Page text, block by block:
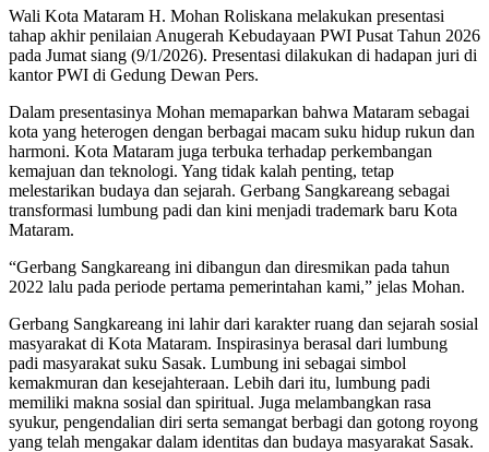
Wali Kota Mataram H. Mohan Roliskana melakukan presentasi
tahap akhir penilaian Anugerah Kebudayaan PWI Pusat Tahun 2026
pada Jumat siang (9/1/2026). Presentasi dilakukan di hadapan juri di
kantor PWI di Gedung Dewan Pers.
Dalam presentasinya Mohan memaparkan bahwa Mataram sebagai
kota yang heterogen dengan berbagai macam suku hidup rukun dan
harmoni. Kota Mataram juga terbuka terhadap perkembangan
kemajuan dan teknologi. Yang tidak kalah penting, tetap
melestarikan budaya dan sejarah. Gerbang Sangkareang sebagai
transformasi lumbung padi dan kini menjadi trademark baru Kota
Mataram.
“Gerbang Sangkareang ini dibangun dan diresmikan pada tahun
2022 lalu pada periode pertama pemerintahan kami,” jelas Mohan.
Gerbang Sangkareang ini lahir dari karakter ruang dan sejarah sosial
masyarakat di Kota Mataram. Inspirasinya berasal dari lumbung
padi masyarakat suku Sasak. Lumbung ini sebagai simbol
kemakmuran dan kesejahteraan. Lebih dari itu, lumbung padi
memiliki makna sosial dan spiritual. Juga melambangkan rasa
syukur, pengendalian diri serta semangat berbagi dan gotong royong
yang telah mengakar dalam identitas dan budaya masyarakat Sasak.